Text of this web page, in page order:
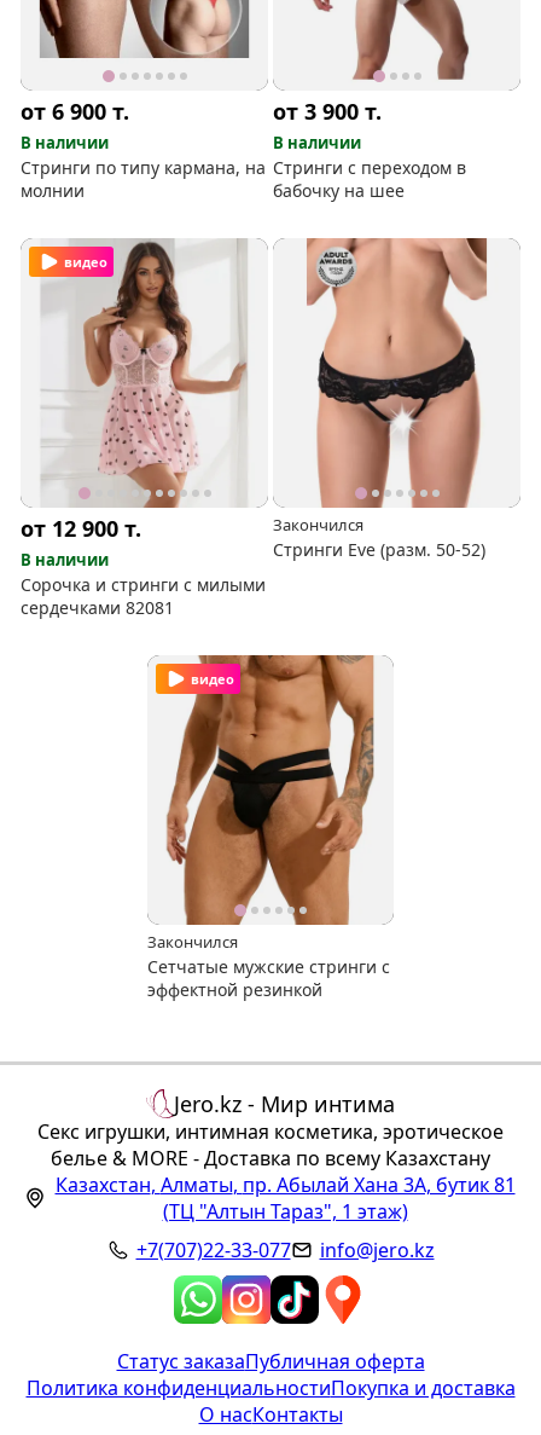
от 6 900т.
В наличии
Стринги по типу кармана, на
молнии
от 3 900т.
В наличии
Стринги с переходом в
бабочку на шее
видео
от 12 900т.
В наличии
Сорочка и стринги с милыми
сердечками 82081
Закончился
Стринги Eve (разм. 50-52)
видео
Закончился
Сетчатые мужские стринги с
эффектной резинкой
Jero.kz - Мир интима
Секс игрушки, интимная косметика, эротическое
белье & MORE - Доставка по всему Казахстану
Казахстан, Алматы, пр. Абылай Хана 3А, бутик 81
(ТЦ "Алтын Тараз", 1 этаж)
+7(707)22-33-077
info@jero.kz
Статус заказаПубличная оферта
Политика конфиденциальностиПокупка и доставка
О насКонтакты